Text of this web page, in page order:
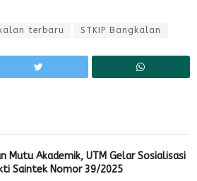
terbaru STKIP Bangkalan
Mutu Akademik, UTM Gelar Sosialisasi
Saintek Nomor 39/2025